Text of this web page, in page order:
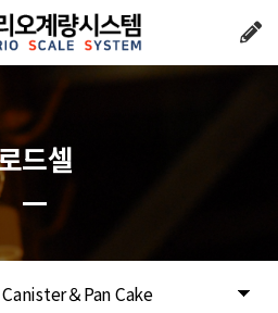
Canister＆Pan Cake
드셀